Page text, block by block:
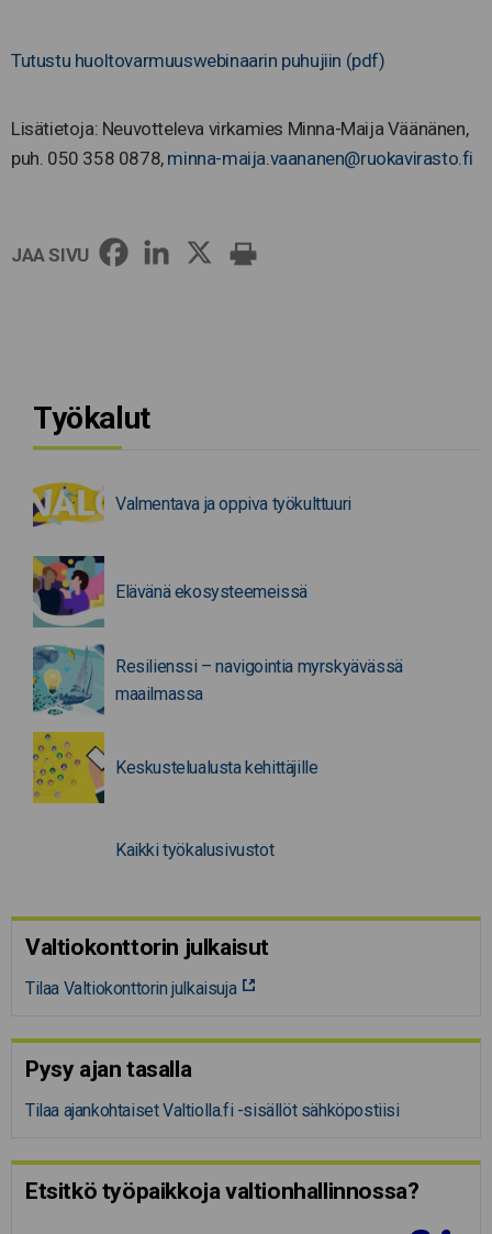
Tutustu huoltovarmuuswebinaarin puhujiin (pdf)
Lisätietoja: Neuvotteleva virkamies Minna-Maija Väänänen,
puh. 050 358 0878, minna-maija.vaananen@ruokavirasto.fi
JAA SIVU
Työkalut
Valmentava ja oppiva työkulttuuri
Elävänä ekosysteemeissä
Resilienssi – navigointia myrskyävässä
maailmassa
Keskustelualusta kehittäjille
Kaikki työkalusivustot
Valtiokonttorin julkaisut
Tilaa Valtiokonttorin julkaisuja
Pysy ajan tasalla
Tilaa ajankohtaiset Valtiolla.fi -sisällöt sähköpostiisi
Etsitkö työpaikkoja valtion­hal­lin­nossa?